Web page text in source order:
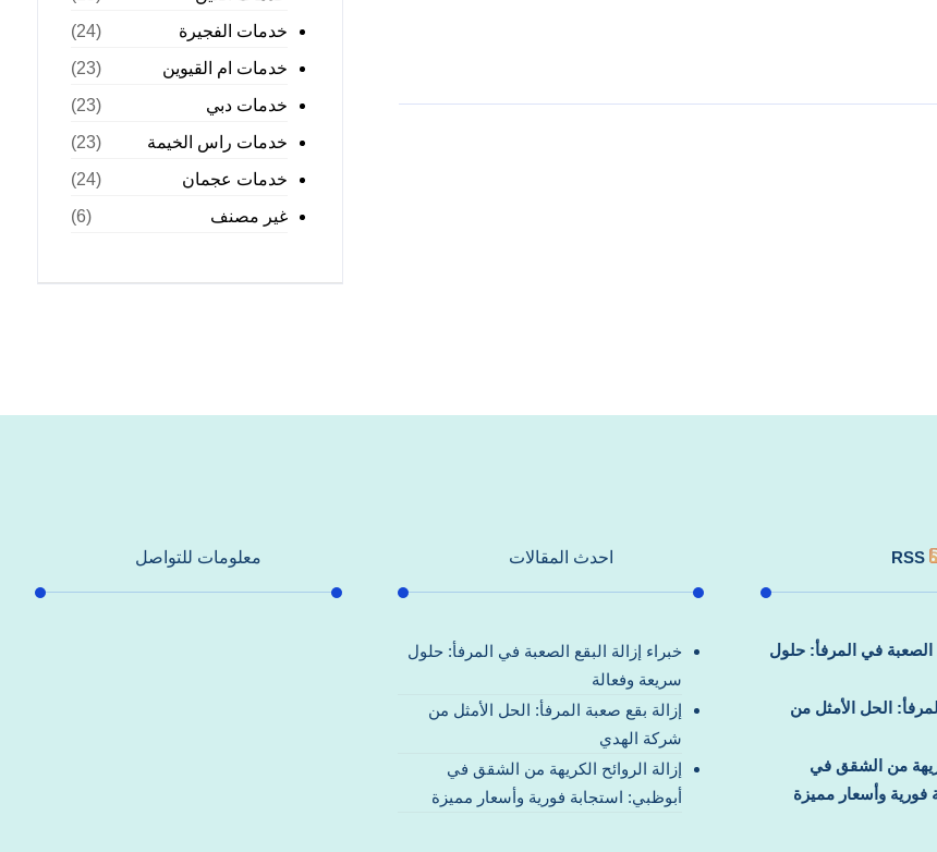
خدمات الفجيرة
(24)
خدمات ام القيوين
(23)
خدمات دبي
(23)
خدمات راس الخيمة
(23)
خدمات عجمان
(24)
غير مصنف
(6)
RSS
الصعبة في المرفأ: حلول
الحل الأمثل من
من الشقق في
فورية وأسعار مميزة
احدث المقالات
خبراء إزالة البقع الصعبة في المرفأ: حلول
سريعة وفعالة
إزالة بقع صعبة المرفأ: الحل الأمثل من
شركة الهدي
إزالة الروائح الكريهة من الشقق في
أبوظبي: استجابة فورية وأسعار مميزة
معلومات للتواصل